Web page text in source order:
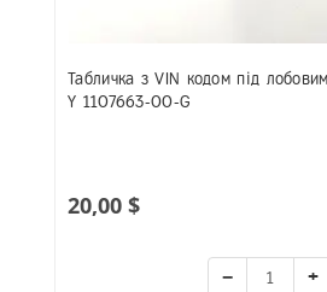
Табличка з VIN кодом під
Y 1107663-00-G
20,00 $
− +